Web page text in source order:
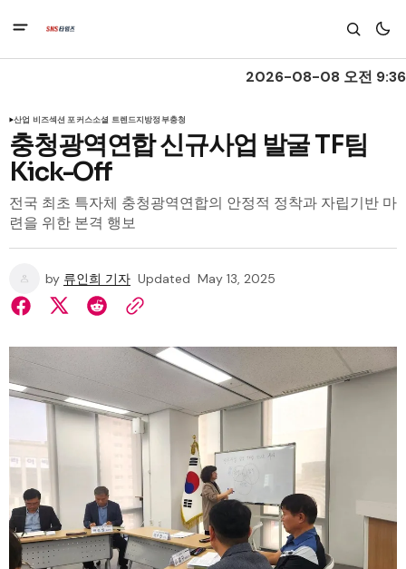
2026-08-08 오전 9:36
산업 비즈섹션 포커스소셜 트렌드지방정부충청
충청광역연합 신규사업 발굴 TF팀
Kick-Off
전국 최초 특자체 충청광역연합의 안정적 정착과 자립기반 마
련을 위한 본격 행보
by 류인희 기자 Updated May 13, 2025